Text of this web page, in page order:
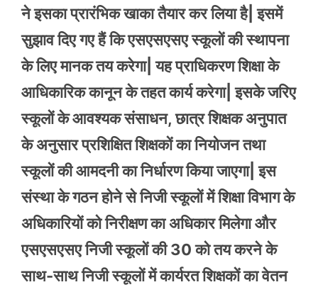
ने इसका प्रारंभिक खाका तैयार कर लिया है| इसमें
सुझाव दिए गए हैं कि एसएसएसए स्कूलों की स्थापना
के लिए मानक तय करेगा| यह प्राधिकरण शिक्षा के
आधिकारिक कानून के तहत कार्य करेगा| इसके जरिए
स्कूलों के आवश्यक संसाधन, छात्र शिक्षक अनुपात
के अनुसार प्रशिक्षित शिक्षकों का नियोजन तथा
स्कूलों की आमदनी का निर्धारण किया जाएगा| इस
संस्था के गठन होने से निजी स्कूलों में शिक्षा विभाग के
अधिकारियों को निरीक्षण का अधिकार मिलेगा और
एसएसएसए निजी स्कूलों की 30 को तय करने के
साथ-साथ निजी स्कूलों में कार्यरत शिक्षकों का वेतन